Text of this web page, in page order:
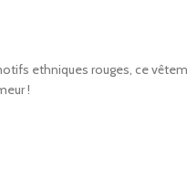
ethniques rouges, ce
!